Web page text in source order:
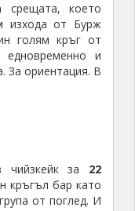
срещата, което
изхода от Бурж
голям кръг от
и
За ориентация. В
чийзкейк за 22
кръгъл бар като
от поглед. И